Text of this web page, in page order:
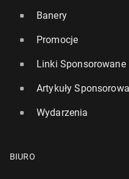
Banery
Promocje
Linki Sponsorowane
Artykuły
Wydarzenia
BIURO